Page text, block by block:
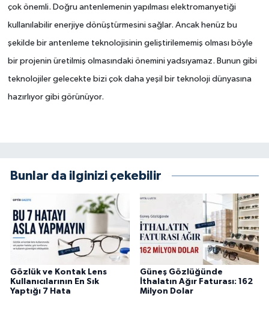
çok önemli. Doğru antenlemenin yapılması elektromanyetiği
kullanılabilir enerjiye dönüştürmesini sağlar. Ancak henüz bu
şekilde bir antenleme teknolojisinin geliştirilememiş olması böyle
bir projenin üretilmiş olmasındaki önemini yadsıyamaz. Bunun gibi
teknolojiler gelecekte bizi çok daha yeşil bir teknoloji dünyasına
hazırlıyor gibi görünüyor.
Bunlar da ilginizi çekebilir
Gözlük ve Kontak Lens
Kullanıcılarının En Sık
Yaptığı 7 Hata
Güneş Gözlüğünde
İthalatın Ağır Faturası: 162
Milyon Dolar